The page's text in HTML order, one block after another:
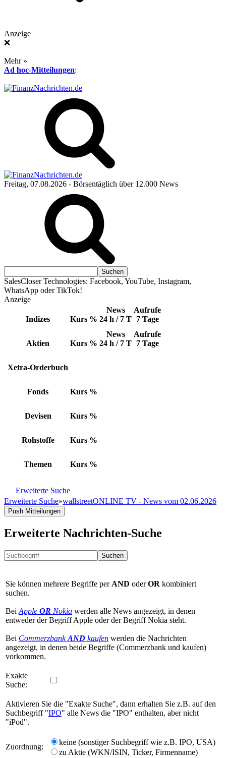
Anzeige
❌
Mehr »
Ad hoc-Mitteilungen:
Freitag, 07.08.2026 - Börsentäglich über 12.000 News
SalesCloser Technologies: Facebook, YouTube, Instagram,
WhatsApp oder TikTok!
Anzeige
Indizes Kurs %
News
24 h / 7 T
Aufrufe
7 Tage
Aktien Kurs %
News
24 h / 7 T
Aufrufe
7 Tage
Xetra-Orderbuch
Fonds Kurs %
Devisen Kurs %
Rohstoffe Kurs %
Themen Kurs %
Erweiterte Suche
Erweiterte Suche»wallstreetONLINE TV - News vom 02.06.2026
Push Mitteilungen
Erweiterte Nachrichten-Suche
Suchen
Sie können mehrere Begriffe per AND oderOR kombiniert
suchen.
Bei Apple OR Nokia werden alle News angezeigt, in denen
entweder der Begriff Apple oder der Begriff Nokia steht.
Bei CommerzbankAND kaufen werden die Nachrichten
angezeigt, in denen beide Begriffe (Commerzbank und kaufen)
vorkommen.
Exakte
Suche:
Aktivieren Sie die "Exakte Suche", dann erhalten Sie z.B. auf den
Suchbegriff "IPO" alle News die "IPO" enthalten, aber nicht
"iPod".
Zuordnung:
keine (sonstiger Suchbegriff wie z.B. IPO, USA)
zu Aktie (WKN/ISIN, Ticker, Firmenname)